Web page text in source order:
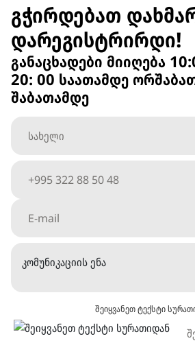
გჭირდებათ
დარეგისტრირდი!
განაცხადები მიიღება
20: 00 საათამდე
შაბათამდე
კომუნიკაციის ენა
შეიყვანეთ ტექსტი